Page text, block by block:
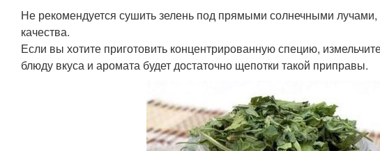
Не рекомендуется сушить зелень под прямыми солнечными лучами,
качества.
Если вы хотите приготовить концентрированную специю,
блюду вкуса и аромата будет достаточно щепотки такой приправы.